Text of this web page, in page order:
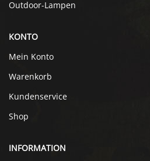
Outdoor-Lampen
KONTO
Mein Konto
Warenkorb
Kundenservice
Shop
INFORMATION